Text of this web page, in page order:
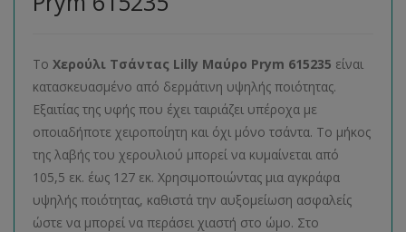
Το Χερούλι Τσάντας Lilly Μαύρο Prym 615235 είναι
κατασκευασμένο από δερμάτινη υψηλής ποιότητας.
Εξαιτίας της υφής που έχει ταιριάζει υπέροχα με
οποιαδήποτε χειροποίητη και όχι μόνο τσάντα. Το μήκος
της λαβής του χερουλιού μπορεί να κυμαίνεται από
105,5 εκ. έως 127 εκ. Χρησιμοποιώντας μια αγκράφα
υψηλής ποιότητας, καθιστά την αυξομείωση ασφαλείς
ώστε να μπορεί να περάσει χιαστή στο ώμο. Στο